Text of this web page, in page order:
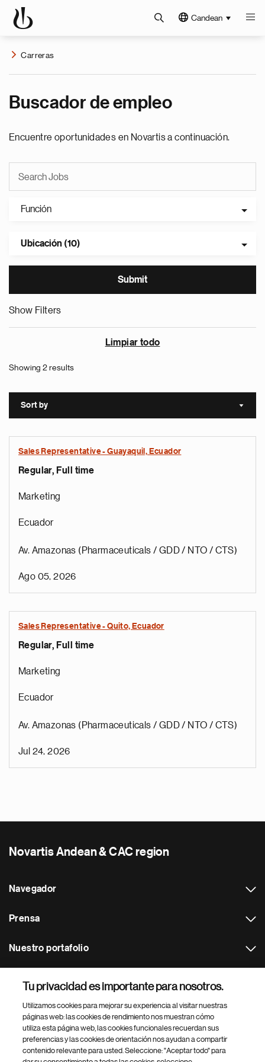
Candean
Carreras
Buscador de empleo
Encuentre oportunidades en Novartis a continuación.
Función
Ubicación (10)
Show Filters
Limpiar todo
Showing 2 results
Sort by Sort
Sales Representative - Guayaquil, Ecuador
Regular, Full time
Marketing
Ecuador
Av. Amazonas (Pharmaceuticals / GDD / NTO / CTS)
Ago 05, 2026
Sales Representative - Quito, Ecuador
Regular, Full time
Marketing
Ecuador
Av. Amazonas (Pharmaceuticals / GDD / NTO / CTS)
Jul 24, 2026
Novartis Andean & CAC region
Navegador
Prensa
Nuestro portafolio
Footer Site Search
Tu privacidad es importante para nosotros.
Utilizamos cookies para mejorar su experiencia al visitar nuestras
páginas web: las cookies de rendimiento nos muestran cómo
utiliza esta página web, las cookies funcionales recuerdan sus
preferencias y las cookies de orientación nos ayudan a compartir
contenido relevante para usted. Seleccione: "Aceptar todo" para